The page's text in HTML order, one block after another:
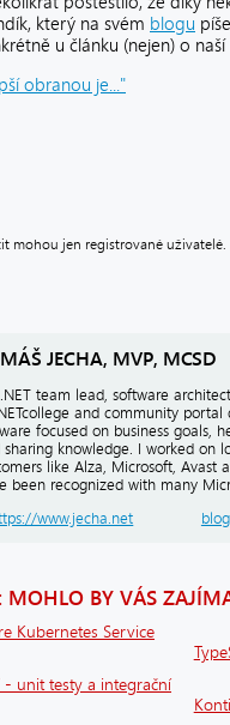
který na svém blogu
u článku (nejen) o naší
obranou je..."
mohou jen registrované uživatelé.
JECHA, MVP, MCSD
team lead, software
and community
focused on business goals,
sharing knowledge. I worked on
like Alza, Microsoft, Avast
been recognized with many
www.jecha.net
MOHLO BY VÁS
Kubernetes Service
- unit testy a integrační